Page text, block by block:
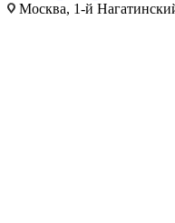
Москва, 1-й